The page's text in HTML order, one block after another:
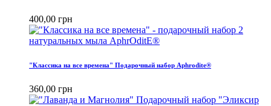
400,00 грн
"Классика на все времена" Подарочный набор Aphrodite®
360,00 грн